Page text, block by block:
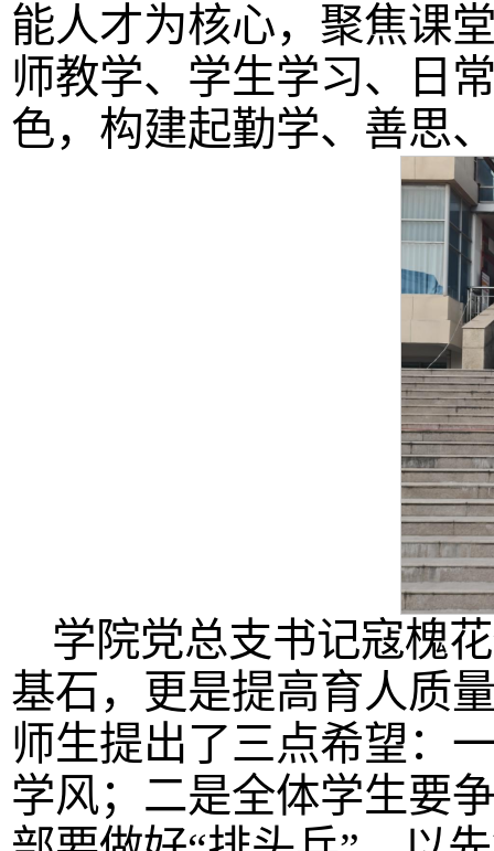
能人才为核心，聚焦课
师教学、学生学习、日
色，构建起勤学、善思
学院党总支书记寇槐
基石，更是提高育人质
师生提出了三点希望：
学风；二是全体学生要